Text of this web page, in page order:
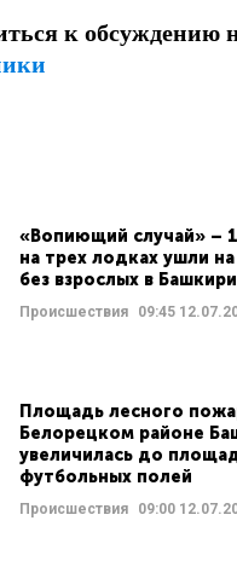
к обсуждению
«Вопиющий случай» –
на трех лодках ушли на
без взрослых в
Происшествия 09:45
Площадь лесного
Белорецком районе
увеличилась до
футбольных полей
Происшествия 09:00